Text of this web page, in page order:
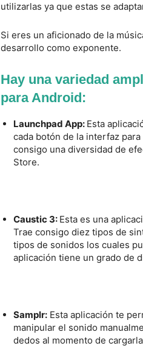
utilizarlas ya que estas se
Si eres un aficionado de la
desarrollo como exponente.
Hay una variedad
para Android:
Launchpad App: Esta
cada botón de la interfaz
consigo una diversidad de
Store.
Caustic 3: Esta es una
Trae consigo diez tipos de
tipos de sonidos los cuales
aplicación tiene un grado de
Samplr: Esta aplicación te
manipular el sonido
dedos al momento de